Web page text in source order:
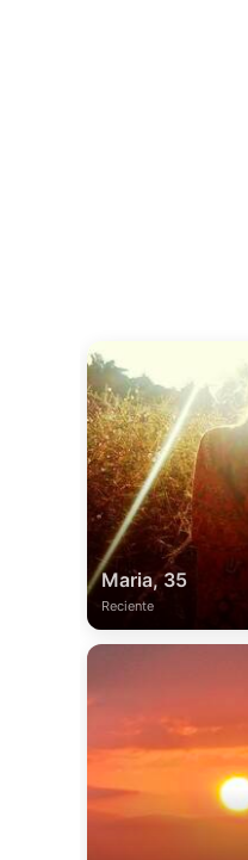
Maria, 35
Reciente